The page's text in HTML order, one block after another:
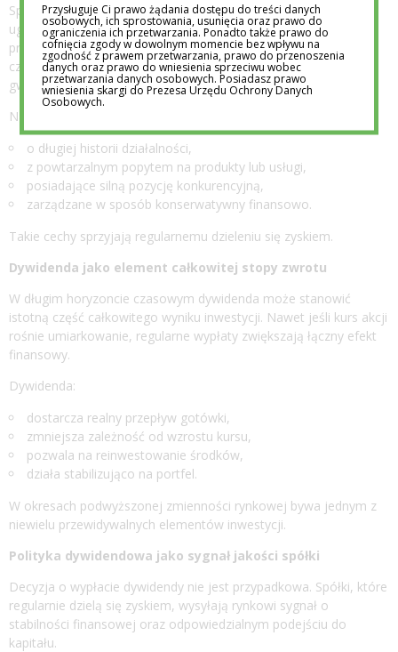
Spółki wypłacające dywidendy to zazwyczaj podmioty o
ugruntowanej pozycji rynkowej, stabilnych przychodach i
przewidywalnych przepływach pieniężnych. Ich model biznesowy
często opiera się na sektorach o mniejszej podatności na
gwałtowne zmiany koniunktury.
Najczęściej są to firmy:
o długiej historii działalności,
z powtarzalnym popytem na produkty lub usługi,
posiadające silną pozycję konkurencyjną,
zarządzane w sposób konserwatywny finansowo.
Takie cechy sprzyjają regularnemu dzieleniu się zyskiem.
Dywidenda jako element całkowitej stopy zwrotu
W długim horyzoncie czasowym dywidenda może stanowić
istotną część całkowitego wyniku inwestycji. Nawet jeśli kurs akcji
rośnie umiarkowanie, regularne wypłaty zwiększają łączny efekt
finansowy.
Dywidenda:
dostarcza realny przepływ gotówki,
zmniejsza zależność od wzrostu kursu,
pozwala na reinwestowanie środków,
działa stabilizująco na portfel.
W okresach podwyższonej zmienności rynkowej bywa jednym z
niewielu przewidywalnych elementów inwestycji.
Polityka dywidendowa jako sygnał jakości spółki
Decyzja o wypłacie dywidendy nie jest przypadkowa. Spółki, które
regularnie dzielą się zyskiem, wysyłają rynkowi sygnał o
stabilności finansowej oraz odpowiedzialnym podejściu do
kapitału.
Przysługuje Ci prawo żądania dostępu do treści danych
osobowych, ich sprostowania, usunięcia oraz prawo do
ograniczenia ich przetwarzania. Ponadto także prawo do
cofnięcia zgody w dowolnym momencie bez wpływu na
zgodność z prawem przetwarzania, prawo do przenoszenia
danych oraz prawo do wniesienia sprzeciwu wobec
przetwarzania danych osobowych. Posiadasz prawo
wniesienia skargi do Prezesa Urzędu Ochrony Danych
Osobowych.